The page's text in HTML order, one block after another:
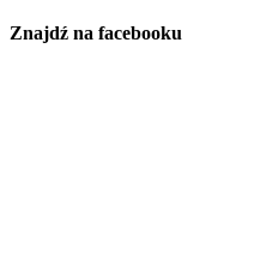
Znajdź na facebooku